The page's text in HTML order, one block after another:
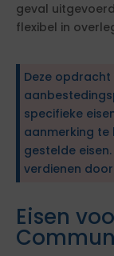
geval
flexibel in
Deze
specifieke
aanmerking te
gestelde
verdienen
Eisen